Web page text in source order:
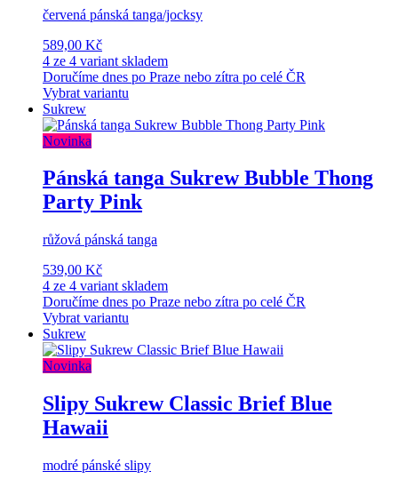
červená pánská tanga/jocksy
589,00 Kč
4 ze 4 variant skladem
Doručíme dnes po Praze nebo zítra po celé ČR
Vybrat variantu
Sukrew
Novinka
Pánská tanga Sukrew Bubble Thong
Party Pink
růžová pánská tanga
539,00 Kč
4 ze 4 variant skladem
Doručíme dnes po Praze nebo zítra po celé ČR
Vybrat variantu
Sukrew
Novinka
Slipy Sukrew Classic Brief Blue
Hawaii
modré pánské slipy